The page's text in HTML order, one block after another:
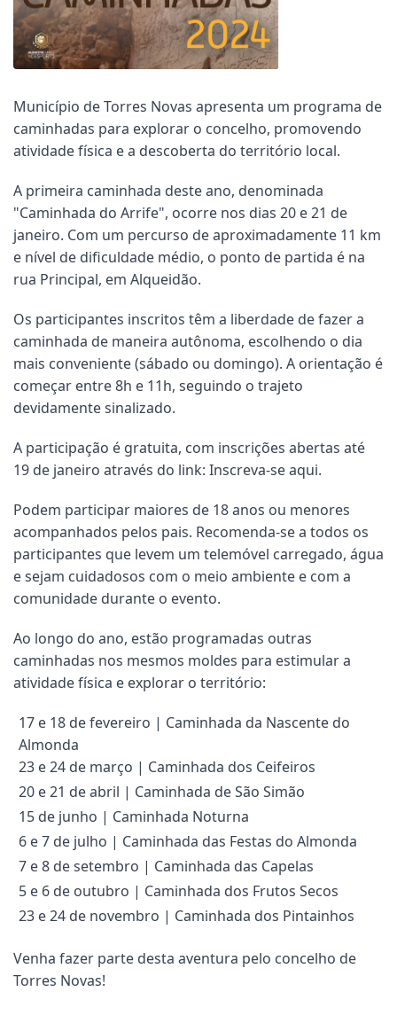
Município de Torres Novas apresenta um programa de
caminhadas para explorar o concelho, promovendo
atividade física e a descoberta do território local.
A primeira caminhada deste ano, denominada
"Caminhada do Arrife", ocorre nos dias 20 e 21 de
janeiro. Com um percurso de aproximadamente 11 km
e nível de dificuldade médio, o ponto de partida é na
rua Principal, em Alqueidão.
Os participantes inscritos têm a liberdade de fazer a
caminhada de maneira autônoma, escolhendo o dia
mais conveniente (sábado ou domingo). A orientação é
começar entre 8h e 11h, seguindo o trajeto
devidamente sinalizado.
A participação é gratuita, com inscrições abertas até
19 de janeiro através do link: Inscreva-se aqui.
Podem participar maiores de 18 anos ou menores
acompanhados pelos pais. Recomenda-se a todos os
participantes que levem um telemóvel carregado, água
e sejam cuidadosos com o meio ambiente e com a
comunidade durante o evento.
Ao longo do ano, estão programadas outras
caminhadas nos mesmos moldes para estimular a
atividade física e explorar o território:
17 e 18 de fevereiro | Caminhada da Nascente do
Almonda
23 e 24 de março | Caminhada dos Ceifeiros
20 e 21 de abril | Caminhada de São Simão
15 de junho | Caminhada Noturna
6 e 7 de julho | Caminhada das Festas do Almonda
7 e 8 de setembro | Caminhada das Capelas
5 e 6 de outubro | Caminhada dos Frutos Secos
23 e 24 de novembro | Caminhada dos Pintainhos
Venha fazer parte desta aventura pelo concelho de
Torres Novas!